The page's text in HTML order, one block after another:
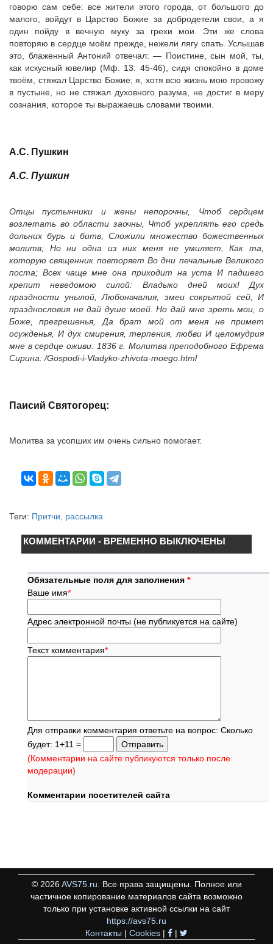
говорю сам себе: все жители этого города, от большого до
малого, войдут в Царство Божие за добродетели свои, а я
один пойду в вечную муку за грехи мои. Эти же слова
повторяю в сердце моём прежде, нежели лягу спать. Услышав
это, блаженный Антоний отвечал: — Поистине, сын мой, ты,
как искусный ювелир (Мф. 13: 45-46), сидя спокойно в доме
твоём, стяжал Царство Божие; я, хотя всю жизнь мою провожу
в пустыне, но не стяжал духовного разума, не достиг в меру
сознания, которое ты выражаешь словами твоими.
А.С. Пушкин
А.С. Пушкин
Отцы пустынники и жены непорочны, Чтоб сердцем
возлетать во области заочны, Чтоб укреплять его средь
дольних бурь и битв, Сложили множество божественных
молитв; Но ни одна из них меня не умиляет, Как та,
которую священник повторяет Во дни печальные Великого
поста; Всех чаще мне она приходит на уста И падшего
крепит неведомою силой: Владыко дней моих! Дух
праздности унылой, Любоначалия, змеи сокрытой сей, И
празднословия не дай душе моей. Но дай мне зреть мои, о
Боже, прегрешенья, Да брат мой от меня не примет
осужденья, И дух смирения, терпения, любви И целомудрия
мне в сердце оживи. 1836 г. Молитва преподобного Ефрема
Сирина: /Gospodi-i-Vladyko-zhivota-moego.html
Паисий Святогорец:
Молитва за усопших им очень сильно помогает.
Теги: Притчи, рассылка
КОММЕНТАРИИ - ВРЕМЕННО ВЫКЛЮЧЕНЫ
Обязательные поля для заполнения *
Ваше имя*
Адрес электронной почты (не публикуется на сайте)
Текст комментария*
Для отправки комментария ответьте на вопрос: Сколько
будет: 1+11 =
(Комментарии на сайте публикуются только после
модерации)
Комментарии посетителей сайта
© 2026 AVS75.ru. Все права защищены. Полное или
частичное копирование материалов сайта возможно
только при установке активной ссылки на сайт
https://avs75.ru
Контакты | Cookies | |